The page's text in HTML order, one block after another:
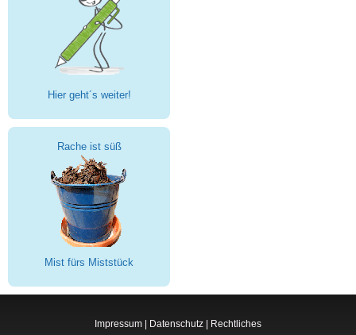
Hier geht´s weiter!
Rache ist süß
Mist fürs Miststück
Impressum Datenschutz
Rechtliches